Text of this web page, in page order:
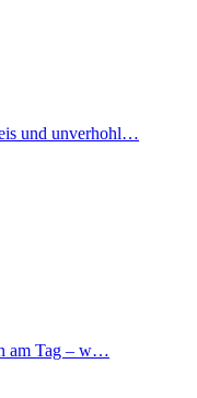
und unverhohl…
am Tag – w…